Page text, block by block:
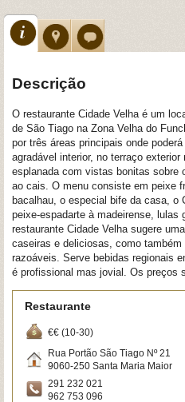
Descrição
O restaurante Cidade Velha é um
de São Tiago na Zona Velha do
por três áreas principais onde
agradável interior, no terraço
esplanada com vistas bonitas sobre
ao cais. O menu consiste em peixe
bacalhau, o especial bife da casa, o
peixe-espadarte à madeirense, lulas
restaurante Cidade Velha sugere
caseiras e deliciosas, como
razoáveis. Serve bebidas regionais
é profissional mas jovial. Os preços
Restaurante
€€ (10-30)
Rua Portão São Tiago Nº 21
9060-250 Santa Maria Maior
291 232 021
962 753 096